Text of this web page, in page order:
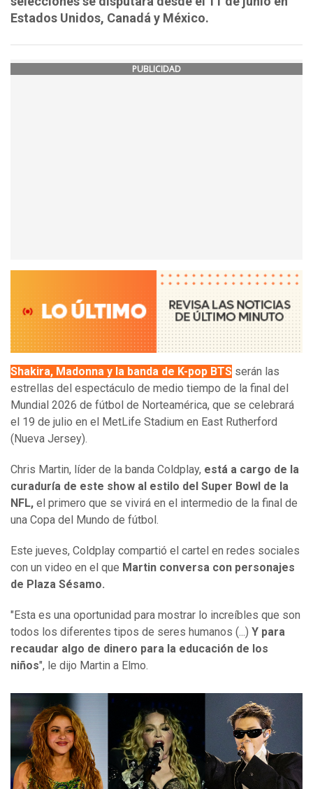
Estados Unidos, Canadá y México.
PUBLICIDAD
Shakira, Madonna y la banda de K-pop BTS serán las
estrellas del espectáculo de medio tiempo de la final del
Mundial 2026 de fútbol de Norteamérica, que se celebrará
el 19 de julio en el MetLife Stadium en East Rutherford
(Nueva Jersey).
Chris Martin, líder de la banda Coldplay, está a cargo de la
curaduría de este show al estilo del Super Bowl de la
NFL, el primero que se vivirá en el intermedio de la final de
una Copa del Mundo de fútbol.
Este jueves, Coldplay compartió el cartel en redes sociales
con un video en el que Martin conversa con personajes
de Plaza Sésamo.
"Esta es una oportunidad para mostrar lo increíbles que son
todos los diferentes tipos de seres humanos (...) Y para
recaudar algo de dinero para la educación de los
niños", le dijo Martin a Elmo.